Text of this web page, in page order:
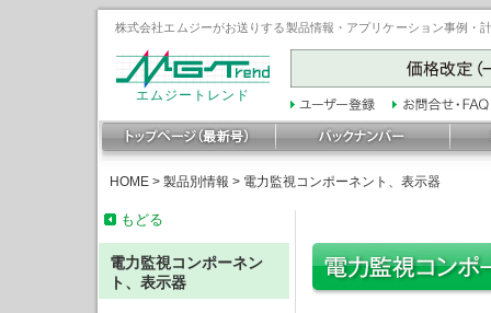
株式会社エムジーがお送りする製品情報・アプリケーション事例
エムジートレンド
HOME > 製品別情報 > 電力監視コンポーネント、表示器
もどる
電力監視コンポーネン
ト、表示器